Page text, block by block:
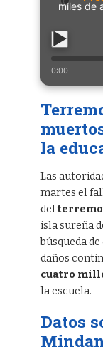
miles de
0:00
la
Las
martes el
del
isla sureña
búsqueda
daños
cuatro
la escuela.
Datos